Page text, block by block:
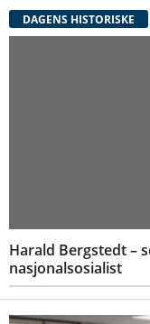
DAGENS HISTORISKE
Harald Bergstedt –
nasjonalsosialist